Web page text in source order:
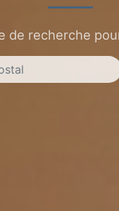
de recherche